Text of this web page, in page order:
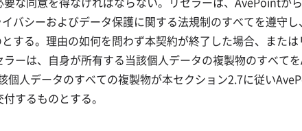
バシーおよびデータ保護に関する法規制のすべてを遵守
する。理由の如何を問わず本契約が終了した場合、また
ーは、自身が所有する当該個人データの複製物のすべて
人データのすべての複製物が本セクション2.7に従い
するものとする。